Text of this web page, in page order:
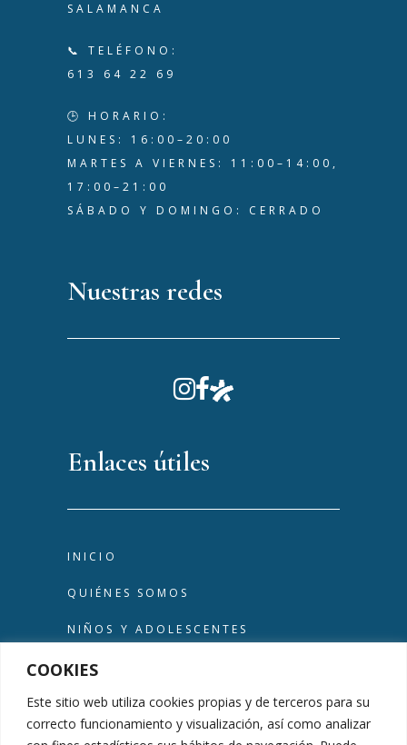
COOKIES
Este sitio web utiliza cookies propias y de terceros para su
correcto funcionamiento y visualización, así como analizar
SALAMANCA
📞 TELÉFONO:
613 64 22 69
🕒 HORARIO:
LUNES: 16:00–20:00
MARTES A VIERNES: 11:00–14:00,
17:00–21:00
SÁBADO Y DOMINGO: CERRADO
Nuestras redes
Enlaces útiles
INICIO
QUIÉNES SOMOS
NIÑOS Y ADOLESCENTES
TERAPIA DE ADULTOS
OTROS TRATAMIENTOS
TERAPIA EN LA NATURALEZA